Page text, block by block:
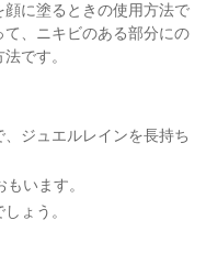
に塗るときの使用方法で
、ニキビのある部分にの
です。
ジュエルレインを長持ち
います。
ょう。